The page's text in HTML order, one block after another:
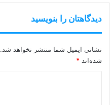
دیدگاهتان را بنویسید
نشانی ایمیل شما منتشر نخواهد شد.
شده‌اند *